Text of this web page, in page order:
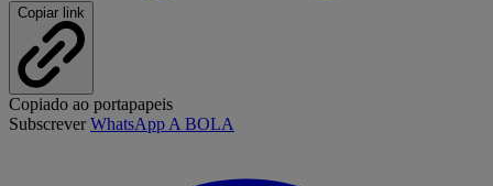
Copiar link
Copiado ao portapapeis
SubscreverWhatsApp A BOLA